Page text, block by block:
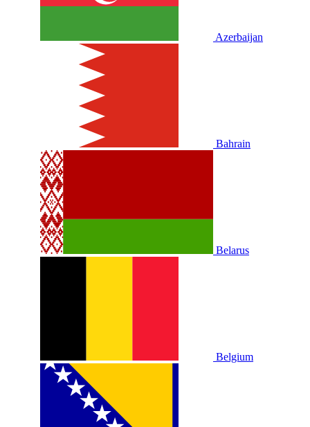
Azerbaijan
Bahrain
Belarus
Belgium